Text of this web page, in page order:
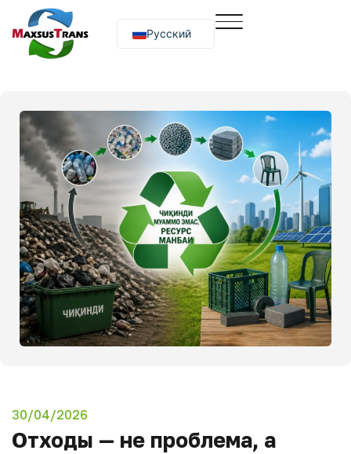
Русский
O‘zbekcha
30/04/2026
Отходы — не проблема, а